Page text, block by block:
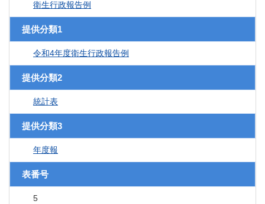
衛生行政報告例
提供分類1
令和4年度衛生行政報告例
提供分類2
統計表
提供分類3
年度報
表番号
5